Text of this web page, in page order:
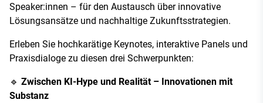
Speaker:innen – für den Austausch über innovative
Lösungsansätze und nachhaltige Zukunftsstrategien.
Erleben Sie hochkarätige Keynotes, interaktive Panels und
Praxisdialoge zu diesen drei Schwerpunkten:
🔹 Zwischen KI-Hype und Realität – Innovationen mit
Substanz